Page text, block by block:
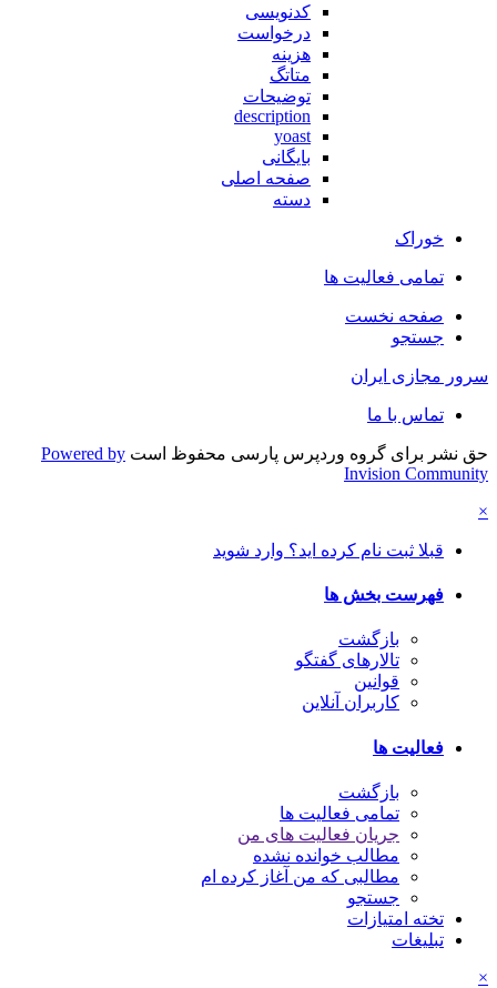
کدنویسی
درخواست
هزینه
متاتگ
توضیحات
description
yoast
بایگانی
صفحه اصلی
دسته
خوراک
تمامی فعالیت ها
صفحه نخست
جستجو
سرور مجازی ایران
تماس با ما
حق نشر برای گروه وردپرس پارسی محفوظ است Powered by
Invision Community
×
قبلا ثبت نام کرده اید؟ وارد شوید
فهرست بخش ها
بازگشت
تالارهای گفتگو
قوانین
کاربران آنلاین
فعالیت ها
بازگشت
تمامی فعالیت ها
جریان فعالیت های من
مطالب خوانده نشده
مطالبی که من آغاز کرده ام
جستجو
تخته امتیازات
تبلیغات
×